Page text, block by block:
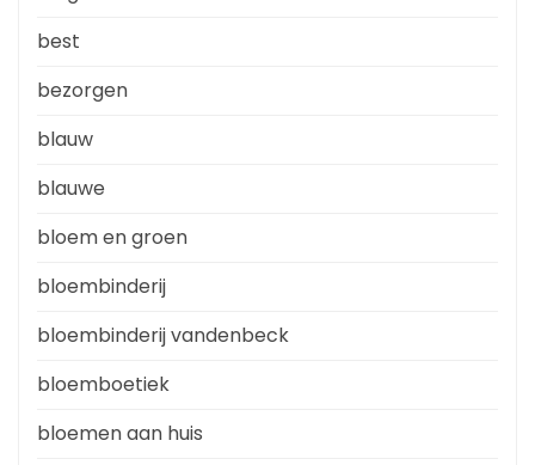
best
bezorgen
blauw
blauwe
bloem en groen
bloembinderij
bloembinderij vandenbeck
bloemboetiek
bloemen aan huis